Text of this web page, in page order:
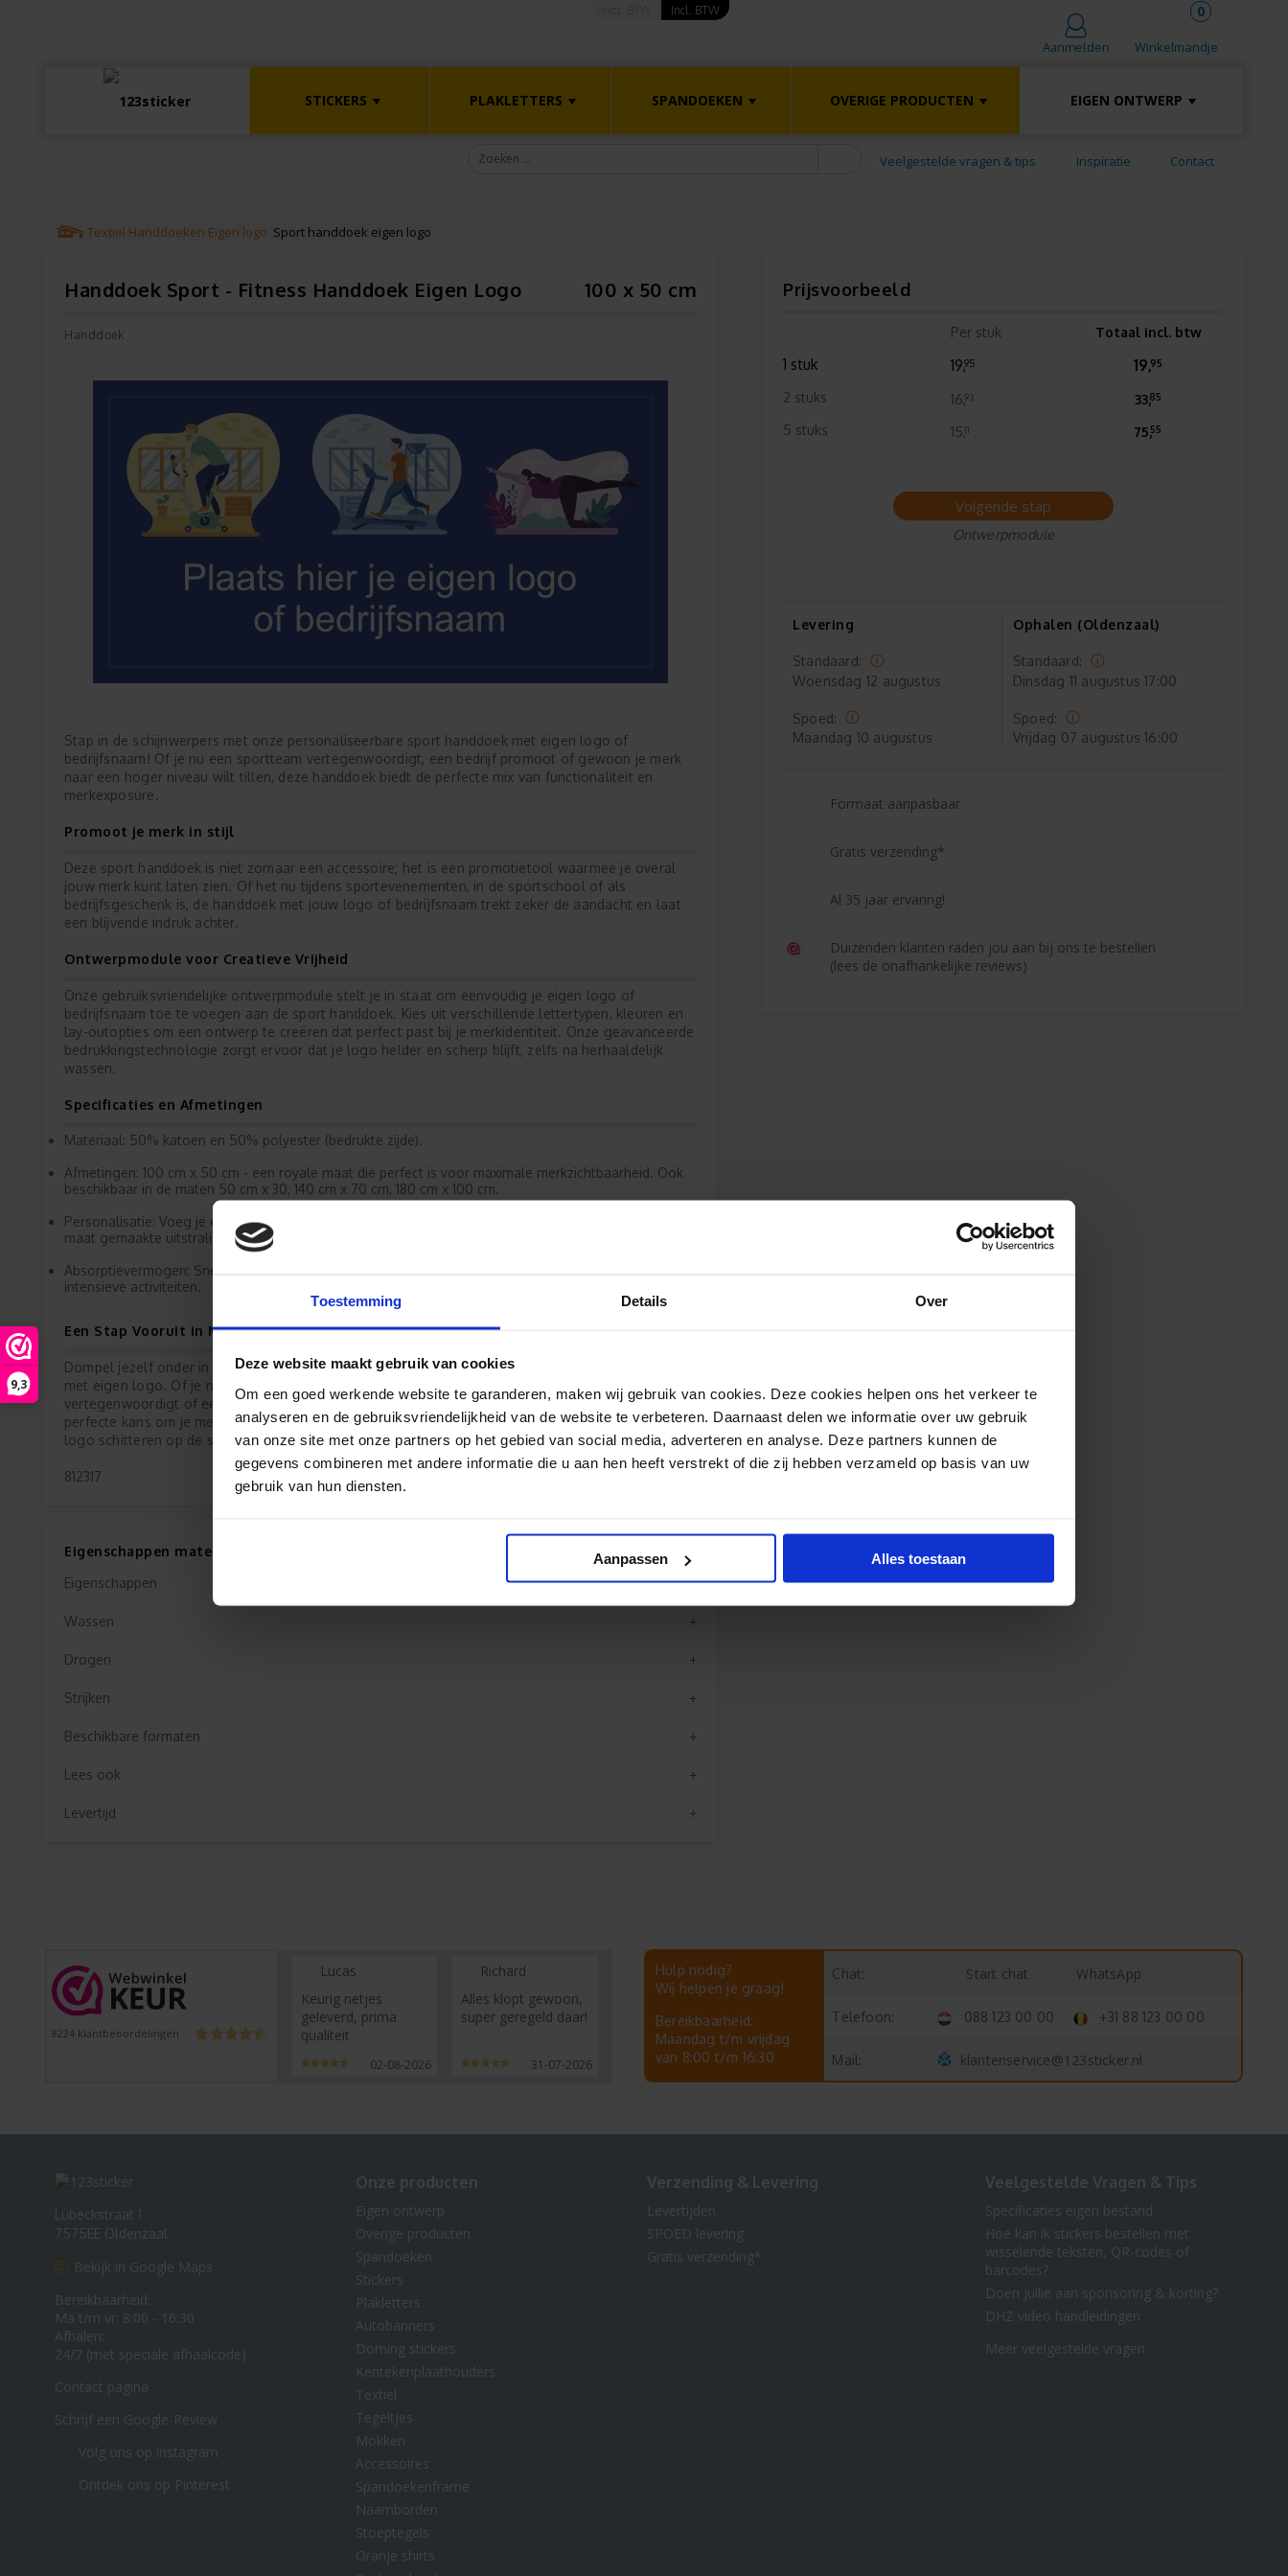
9,3
Toestemming Details Over
Deze website maakt gebruik van cookies
Om een goed werkende website te garanderen, maken wij gebruik van cookies. Deze cookies helpen ons het verkeer te
analyseren en de gebruiksvriendelijkheid van de website te verbeteren. Daarnaast delen we informatie over uw gebruik
van onze site met onze partners op het gebied van social media, adverteren en analyse. Deze partners kunnen de
gegevens combineren met andere informatie die u aan hen heeft verstrekt of die zij hebben verzameld op basis van uw
gebruik van hun diensten.
Aanpassen Alles toestaan
Aanmelden Winkelmandje
0
STICKERS PLAKLETTERS SPANDOEKEN OVERIGE PRODUCTEN EIGEN ONTWERP
Veelgestelde vragen & tips Inspiratie Contact
Incl. BTW
Textiel Handdoeken Eigen logo Sport handdoek eigen logo
Handdoek Sport - Fitness Handdoek Eigen Logo 100 x 50 cm
Handdoek
Stap in de schijnwerpers met onze personaliseerbare sport handdoek met eigen logo of
bedrijfsnaam! Of je nu een sportteam vertegenwoordigt, een bedrijf promoot of gewoon je merk
naar een hoger niveau wilt tillen, deze handdoek biedt de perfecte mix van functionaliteit en
merkexposure.
Promoot je merk in stijl
Deze sport handdoek is niet zomaar een accessoire; het is een promotietool waarmee je overal
jouw merk kunt laten zien. Of het nu tijdens sportevenementen, in de sportschool of als
bedrijfsgeschenk is, de handdoek met jouw logo of bedrijfsnaam trekt zeker de aandacht en laat
een blijvende indruk achter.
Ontwerpmodule voor Creatieve Vrijheid
Onze gebruiksvriendelijke ontwerpmodule stelt je in staat om eenvoudig je eigen logo of
bedrijfsnaam toe te voegen aan de sport handdoek. Kies uit verschillende lettertypen, kleuren en
lay-outopties om een ontwerp te creëren dat perfect past bij je merkidentiteit. Onze geavanceerde
bedrukkingstechnologie zorgt ervoor dat je logo helder en scherp blijft, zelfs na herhaaldelijk
wassen.
Specificaties en Afmetingen
Materiaal: 50% katoen en 50% polyester (bedrukte zijde).
Afmetingen: 100 cm x 50 cm - een royale maat die perfect is voor maximale merkzichtbaarheid. Ook
beschikbaar in de maten 50 cm x 30, 140 cm x 70 cm, 180 cm x 100 cm.
Personalisatie: Voeg je eigen logo of bedrijfsnaam toe in de ontwerpmodule voor een unieke, op
maat gemaakte uitstraling.
Absorptievermogen: Snel drogende eigenschappen houden je altijd fris en comfortabel, zelfs tijdens
intensieve activiteiten.
Een Stap Vooruit in Merkbeleving
Dompel jezelf onder in de wereld van merkpromotie met onze personaliseerbare sport handdoek
met eigen logo. Of je nu een kleine ondernemer bent die je lokale gemeenschap
vertegenwoordigt of een groot bedrijf dat wereldwijd opereert. Eenhanddoek bedrukkenbiedt de
perfecte kans om je merk naar nieuwe hoogten te tillen. Begin nu met ontwerpen en laat jouw
logo schitteren op de sportvelden en fitnessruimtes overal ter wereld!
812317
Eigenschappen materiaal Handdoek
Eigenschappen
Wassen
Drogen
Strijken
Beschikbare formaten
Lees ook
Levertijd
Prijsvoorbeeld
Per stuk Totaal incl. btw
1 stuk 19,95 19,95
2 stuks 16,93 33,85
5 stuks 15,11 75,55
Volgende stap
Ontwerpmodule
Levering
Standaard:
Woensdag 12 augustus
Spoed:
Maandag 10 augustus
Ophalen (Oldenzaal)
Standaard:
Dinsdag 11 augustus 17:00
Spoed:
Vrijdag 07 augustus 16:00
Formaat aanpasbaar
Gratis verzending*
Al 35 jaar ervaring!
Duizenden klanten raden jou aan bij ons te bestellen
(lees de onafhankelijke reviews)
8224 klantbeoordelingen
Lucas
Keurig netjes
geleverd, prima
qualiteit
02-08-2026
Richard
Alles klopt gewoon,
super geregeld daar!
31-07-2026
Hulp nodig?
Wij helpen je graag!
Bereikbaarheid:
Maandag t/m vrijdag
van 8:00 t/m 16:30
Chat: Start chat WhatsApp
Telefoon: 088 123 00 00 +31 88 123 00 00
Mail: klantenservice@123sticker.nl
Lübeckstraat 1
7575EE Oldenzaal
Bekijk in Google Maps
Bereikbaarheid:
Ma t/m vr: 8:00 - 16:30
Afhalen:
24/7 (met speciale afhaalcode)
Contact pagina
Schrijf een Google-Review
Volg ons op instagram
Ontdek ons op Pinterest
Onze producten
Eigen ontwerp
Overige producten
Spandoeken
Stickers
Plakletters
Autobanners
Doming stickers
Kentekenplaathouders
Textiel
Tegeltjes
Mokken
Accessoires
Spandoekenframe
Naamborden
Stoeptegels
Oranje shirts
Verzending & Levering
Levertijden
SPOED levering
Gratis verzending*
Veelgestelde Vragen & Tips
Specificaties eigen bestand
Hoe kan ik stickers bestellen met
wisselende teksten, QR-codes of
barcodes?
Doen jullie aan sponsoring & korting?
DHZ video handleidingen
Meer veelgestelde vragen